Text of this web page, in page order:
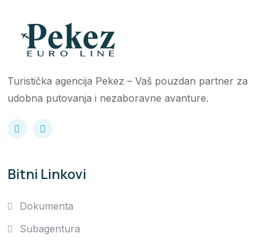
Turistička agencija Pekez – Vaš pouzdan partner za
udobna putovanja i nezaboravne avanture.
Bitni Linkovi
Dokumenta
Subagentura